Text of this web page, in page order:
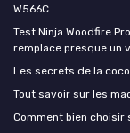
W566C
Test Ninja Woodfire
remplace presque un
Les secrets de la
Tout savoir sur les
Comment bien choisir